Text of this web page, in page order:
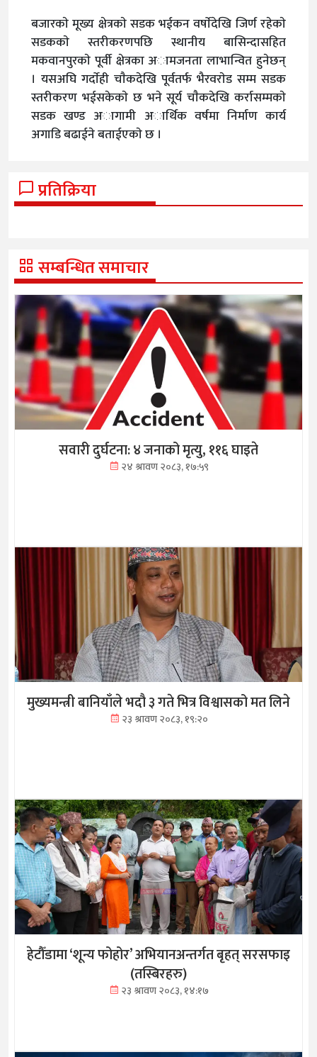
बजारकाे मूख्य क्षेत्रकाे सडक भईकन वर्षाेदेखि जिर्ण रहेकाे
सडककाे स्तरीकरणपछि स्थानीय बासिन्दासहित
मकवानपुरकाे पूर्वी क्षेत्रका अामजनता लाभान्वित हुनेछन्
। यसअघि गर्दाेही चाैकदेखि पूर्वतर्फ भैरवराेड सम्म सडक
स्तरीकरण भईसकेकाे छ भने सूर्य चाैकदेखि कर्रासम्मकाे
सडक खण्ड अागामी अार्थिक वर्षमा निर्माण कार्य
अगाडि बढाईने बताईएकाे छ ।
प्रतिक्रिया
सम्बन्धित समाचार
सवारी दुर्घटना: ४ जनाको मृत्यु, ११६ घाइते
२४ श्रावण २०८३, १७:५९
मुख्यमन्त्री बानियाँले भदौ ३ गते भित्र विश्वासको मत लिने
२३ श्रावण २०८३, १९:२०
हेटौँडामा ‘शून्य फोहोर’ अभियानअन्तर्गत बृहत् सरसफाइ
(तस्बिरहरु)
२३ श्रावण २०८३, १४:१७